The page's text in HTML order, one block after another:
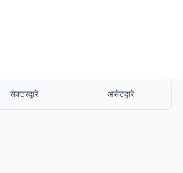
सेक्टरद्वारे ॲसेटद्वारे